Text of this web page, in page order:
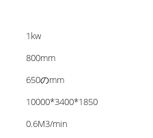
1kw
800mm
650のmm
10000*3400*1850
0.6M3/min